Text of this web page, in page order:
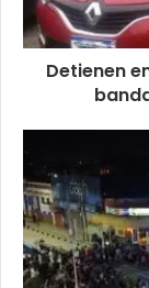
Detienen